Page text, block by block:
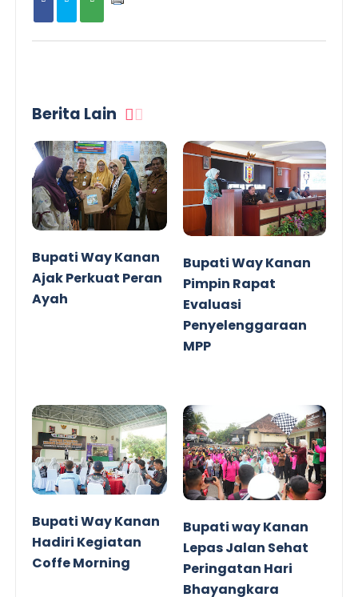
Berita Lain
Bupati Way Kanan
Ajak Perkuat Peran
Ayah
Bupati Way Kanan
Pimpin Rapat
Evaluasi
Penyelenggaraan
MPP
Bupati Way Kanan
Hadiri Kegiatan
Coffe Morning
Bupati way Kanan
Lepas Jalan Sehat
Peringatan Hari
Bhayangkara